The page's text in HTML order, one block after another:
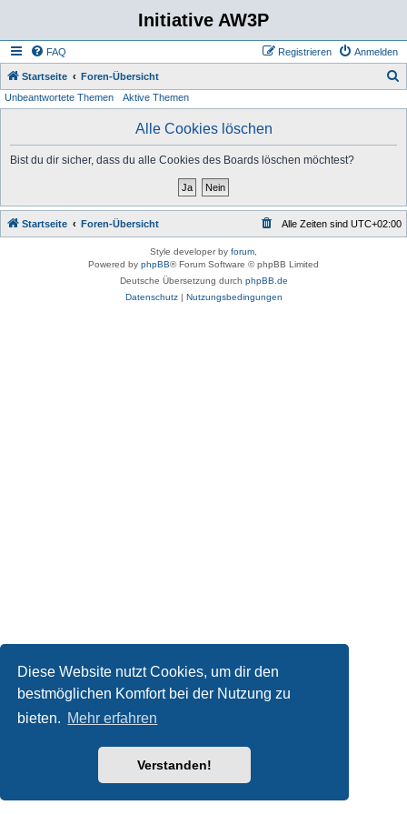
Diese Website nutzt Cookies, um dir den
bestmöglichen Komfort bei der Nutzung zu
bieten. Mehr erfahren
Verstanden!
Initiative AW3P
FAQ Anmelden
Registrieren
Startseite Foren-Übersicht
Unbeantwortete Themen Aktive Themen
Alle Cookies löschen
Bist du dir sicher, dass du alle Cookies des Boards löschen möchtest?
Startseite Foren-Übersicht Alle Zeiten sind UTC+02:00
Style developer by forum
Powered by phpBB® Forum Software © phpBB Limited
Deutsche Übersetzung durch phpBB.de
Datenschutz| Nutzungsbedingungen